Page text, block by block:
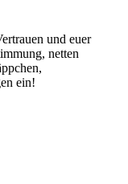
und euer
netten
ein!